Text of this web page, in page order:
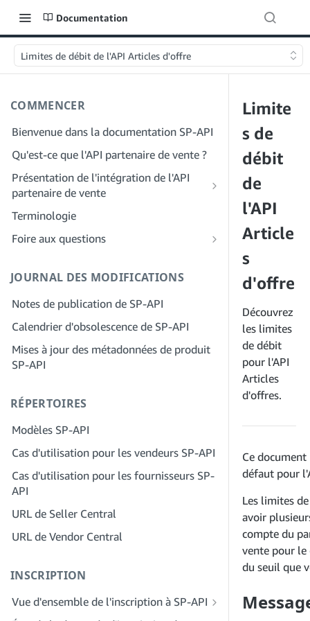
Documentation
Limites de débit de l'API Articles d'offre
COMMENCER
Bienvenue dans la documentation SP-API
Qu'est-ce que l'API partenaire de vente ?
Présentation de l'intégration de l'API
partenaire de vente
Intégration en tant que développeur
développeur
Étape 4 : Inscrivez une application de
test
Étape 5 : Passez votre premier appel à
Étape 6 : Configurez le workflow
production
Étape 8 : Appelez le SP-API en
production
Étape 9 : Testez votre application
Étape 10 : Répertoriez votre application
Intégration en tant que fournisseur de
d'enregistrement et d'autorisation des
fournisseurs de services
Étape 2 : Créez un compte sur le portail
des fournisseurs de solutions pour
votre entreprise
Étape 3 : Vérifiez votre identité
de votre entreprise
Étape 5 : Demander des rôles Seller
Central
Étape 6 : Invitez des employés à
rejoindre votre compte
Étape 7 : Entrez en contact avec les
Terminologie
Foire aux questions
FAQ sur le portail des fournisseurs de
JOURNAL DES MODIFICATIONS
Notes de publication de SP-API
Calendrier d'obsolescence de SP-API
Mises à jour des métadonnées de produit
SP-API
RÉPERTOIRES
Modèles SP-API
Cas d'utilisation pour les vendeurs SP-API
Cas d'utilisation pour les fournisseurs SP-
API
URL de Seller Central
URL de Vendor Central
INSCRIPTION
Vue d'ensemble de l'inscription à SP-API
Limite
s de
débit
de
l'API
Article
s
d'offre
Découvrez
les limites
de débit
pour l'API
Articles
d'offres.
Ce
défaut pour
Les limites
avoir
compte du
vente pour le
du seuil que